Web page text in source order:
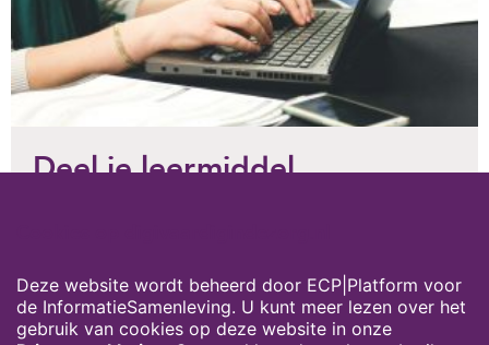
Deel je leermiddel
Mail het naar de redactie van deze kennissite.
MAIL DE REDACTIE
Deze website wordt beheerd door ECP|Platform voor
de InformatieSamenleving. U kunt meer lezen over het
gebruik van cookies op deze website in onze